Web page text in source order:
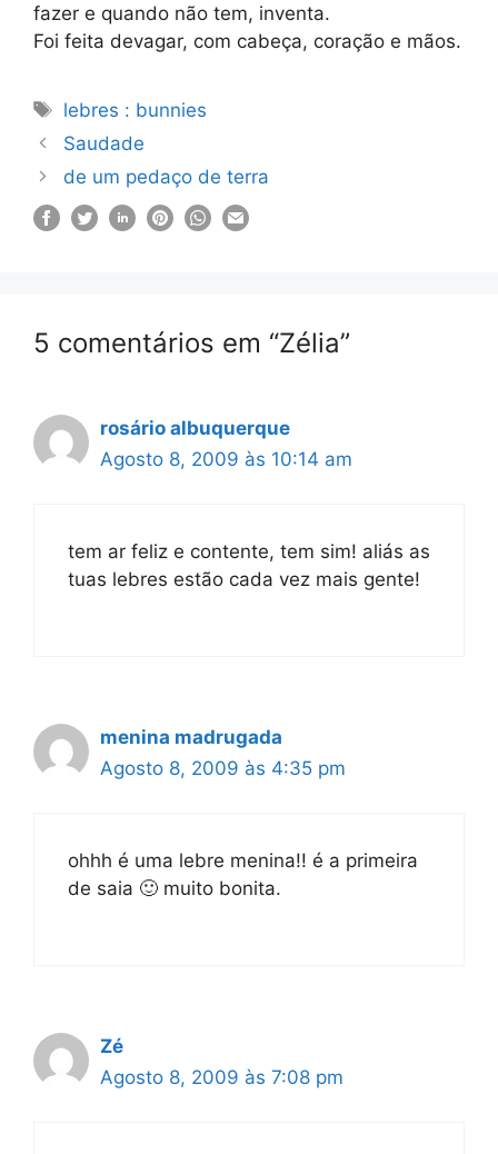
fazer e quando não tem, inventa.
Foi feita devagar, com cabeça, coração e mãos.
Etiquetas
lebres : bunnies
Saudade
de um pedaço de terra
5 comentários em “Zélia”
rosário albuquerque
Agosto 8, 2009 às 10:14 am
tem ar feliz e contente, tem sim! aliás as
tuas lebres estão cada vez mais gente!
menina madrugada
Agosto 8, 2009 às 4:35 pm
ohhh é uma lebre menina!! é a primeira
de saia 🙂 muito bonita.
Zé
Agosto 8, 2009 às 7:08 pm